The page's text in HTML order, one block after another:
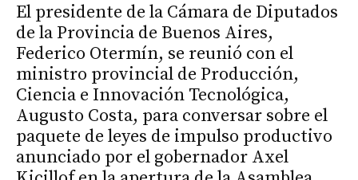
El presidente de la Cámara de Diputados
de la Provincia de Buenos Aires,
Federico Otermín, se reunió con el
ministro provincial de Producción,
Ciencia e Innovación Tecnológica,
Augusto Costa, para conversar sobre el
paquete de leyes de impulso productivo
anunciado por el gobernador Axel